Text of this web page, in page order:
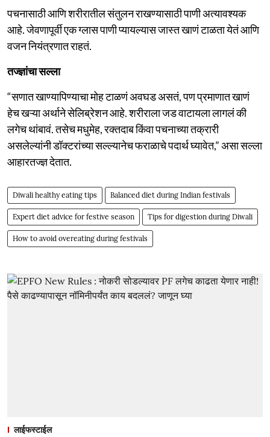
पचनासाठी आणि शरीरातील संतुलन राखण्यासाठी पाणी अत्यावश्यक
आहे. जेवणापूर्वी एक ग्लास पाणी प्यायल्यास जास्त खाणं टाळता येतं आणि
वजन नियंत्रणात राहतं.
तज्ज्ञांचा सल्ला
“सणात खाण्यापिण्याचा मोह टाळणं अवघड असतं, पण प्रमाणात खाणं
हेच खऱ्या अर्थाने सेलिब्रेशन आहे. शरीराला जड वाटायला लागलं की
लगेच थांबावं. तसेच मधुमेह, रक्तदाब किंवा पचनाच्या तक्रारी
असलेल्यांनी डॉक्टरांच्या सल्ल्यानेच फराळाचे पदार्थ घ्यावेत,” असा सल्ला
आहारतज्ज्ञ देतात.
Diwali healthy eating tips Balanced diet during Indian festivals
Expert diet advice for festive season Tips for digestion during Diwali
How to avoid overeating during festivals
लाईफस्टाईल